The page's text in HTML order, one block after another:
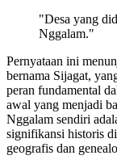
"Desa yang
Nggalam."
Pernyataan ini
bernama Sijagat,
peran fundamental
awal yang menjadi
Nggalam sendiri
signifikansi historis
geografis dan